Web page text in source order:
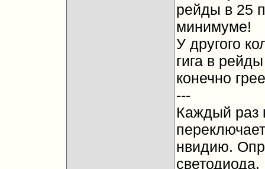
рейды в 25
минимуме!
У другого
гига в
конечно
---
Каждый раз
нвидию.
светодиода.